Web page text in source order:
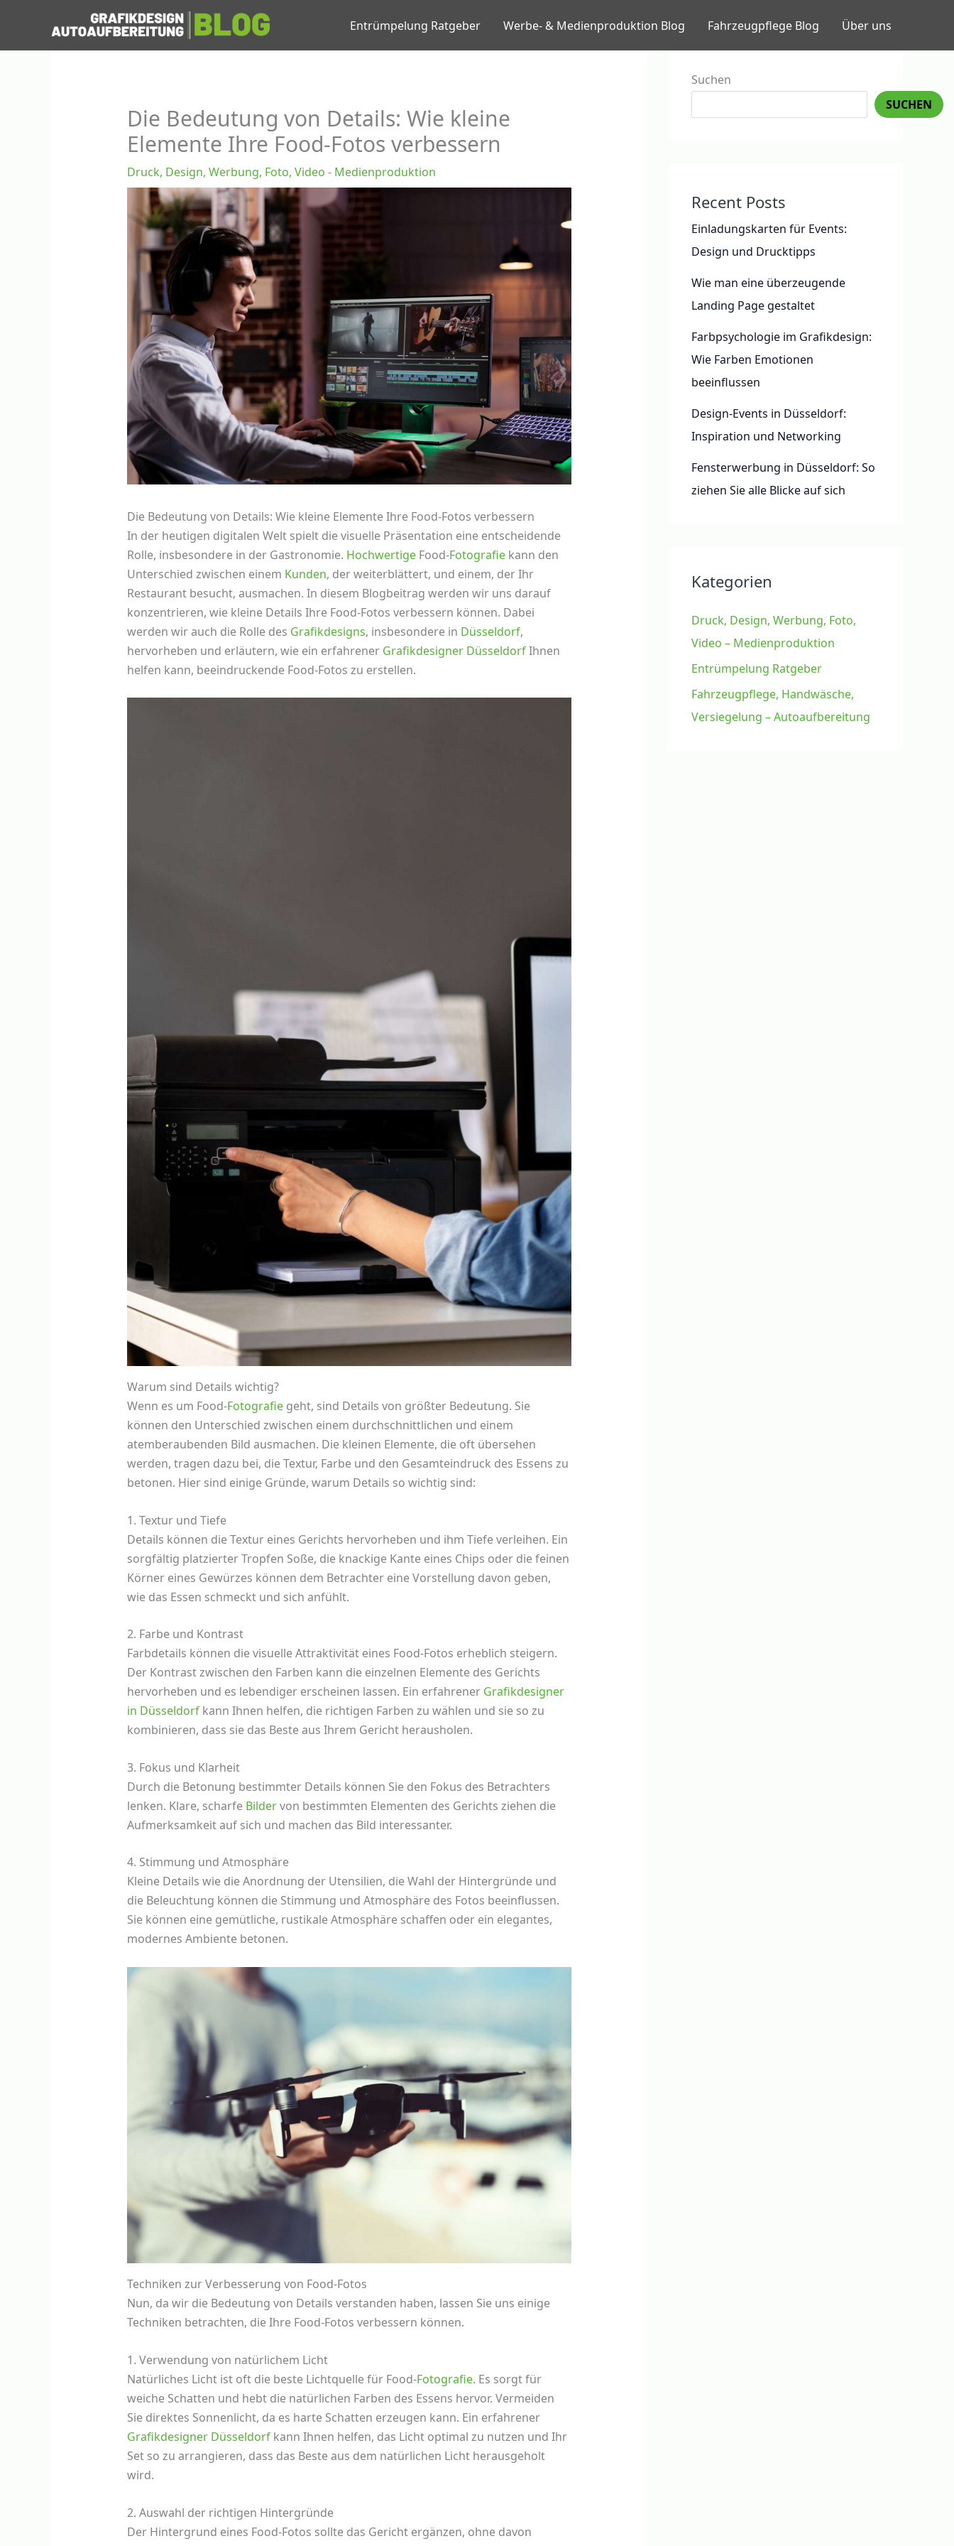
springen
Entrümpelung Ratgeber Werbe- & Medienproduktion Blog Fahrzeugpflege Blog Über uns
Die Bedeutung von Details: Wie kleine
Elemente Ihre Food-Fotos verbessern
Druck, Design, Werbung, Foto, Video - Medienproduktion
Die Bedeutung von Details: Wie kleine Elemente Ihre Food-Fotos verbessern
In der heutigen digitalen Welt spielt die visuelle Präsentation eine entscheidende
Rolle, insbesondere in der Gastronomie. HochwertigeFood-Fotografiekann den
Unterschied zwischen einem Kunden, der weiterblättert, und einem, der Ihr
Restaurant besucht, ausmachen. In diesem Blogbeitrag werden wir uns darauf
konzentrieren, wie kleine Details Ihre Food-Fotos verbessern können. Dabei
werden wir auch die Rolle des Grafikdesigns, insbesondere in Düsseldorf,
hervorheben und erläutern, wie ein erfahrener Grafikdesigner DüsseldorfIhnen
helfen kann, beeindruckende Food-Fotos zu erstellen.
Warum sind Details wichtig?
Wenn es um Food-Fotografiegeht, sind Details von größter Bedeutung. Sie
können den Unterschied zwischen einem durchschnittlichen und einem
atemberaubenden Bild ausmachen. Die kleinen Elemente, die oft übersehen
werden, tragen dazu bei, die Textur, Farbe und den Gesamteindruck des Essens zu
betonen. Hier sind einige Gründe, warum Details so wichtig sind:
1. Textur und Tiefe
Details können die Textur eines Gerichts hervorheben und ihm Tiefe verleihen. Ein
sorgfältig platzierter Tropfen Soße, die knackige Kante eines Chips oder die feinen
Körner eines Gewürzes können dem Betrachter eine Vorstellung davon geben,
wie das Essen schmeckt und sich anfühlt.
2. Farbe und Kontrast
Farbdetails können die visuelle Attraktivität eines Food-Fotos erheblich steigern.
Der Kontrast zwischen den Farben kann die einzelnen Elemente des Gerichts
hervorheben und es lebendiger erscheinen lassen. Ein erfahrener Grafikdesigner
in Düsseldorfkann Ihnen helfen, die richtigen Farben zu wählen und sie so zu
kombinieren, dass sie das Beste aus Ihrem Gericht herausholen.
3. Fokus und Klarheit
Durch die Betonung bestimmter Details können Sie den Fokus des Betrachters
lenken. Klare, scharfe Bildervon bestimmten Elementen des Gerichts ziehen die
Aufmerksamkeit auf sich und machen das Bild interessanter.
4. Stimmung und Atmosphäre
Kleine Details wie die Anordnung der Utensilien, die Wahl der Hintergründe und
die Beleuchtung können die Stimmung und Atmosphäre des Fotos beeinflussen.
Sie können eine gemütliche, rustikale Atmosphäre schaffen oder ein elegantes,
modernes Ambiente betonen.
Techniken zur Verbesserung von Food-Fotos
Nun, da wir die Bedeutung von Details verstanden haben, lassen Sie uns einige
Techniken betrachten, die Ihre Food-Fotos verbessern können.
1. Verwendung von natürlichem Licht
Natürliches Licht ist oft die beste Lichtquelle für Food-Fotografie. Es sorgt für
weiche Schatten und hebt die natürlichen Farben des Essens hervor. Vermeiden
Sie direktes Sonnenlicht, da es harte Schatten erzeugen kann. Ein erfahrener
Grafikdesigner Düsseldorfkann Ihnen helfen, das Licht optimal zu nutzen und Ihr
Set so zu arrangieren, dass das Beste aus dem natürlichen Licht herausgeholt
wird.
2. Auswahl der richtigen Hintergründe
Der Hintergrund eines Food-Fotos sollte das Gericht ergänzen, ohne davon
Suchen
SUCHEN
Recent Posts
Einladungskarten für Events:
Design und Drucktipps
Wie man eine überzeugende
Landing Page gestaltet
Farbpsychologie im Grafikdesign:
Wie Farben Emotionen
beeinflussen
Design-Events in Düsseldorf:
Inspiration und Networking
Fensterwerbung in Düsseldorf: So
ziehen Sie alle Blicke auf sich
Kategorien
Druck, Design, Werbung, Foto,
Video – Medienproduktion
Entrümpelung Ratgeber
Fahrzeugpflege, Handwäsche,
Versiegelung – Autoaufbereitung